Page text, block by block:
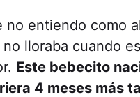
no entiendo como
lloraba cuando
Este bebecito
4 meses más